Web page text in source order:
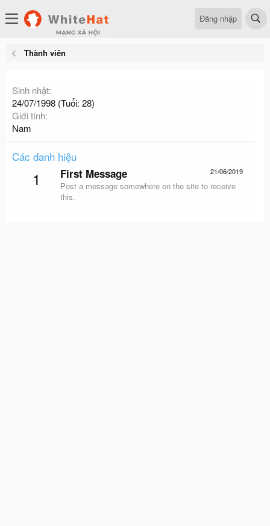
Đăng nhập
Thành viên
Sinh nhật
24/07/1998 (Tuổi: 28)
Giới tính
Nam
Các danh hiệu
1 21/06/2019
First Message
Post a message somewhere on the site to receive
this.